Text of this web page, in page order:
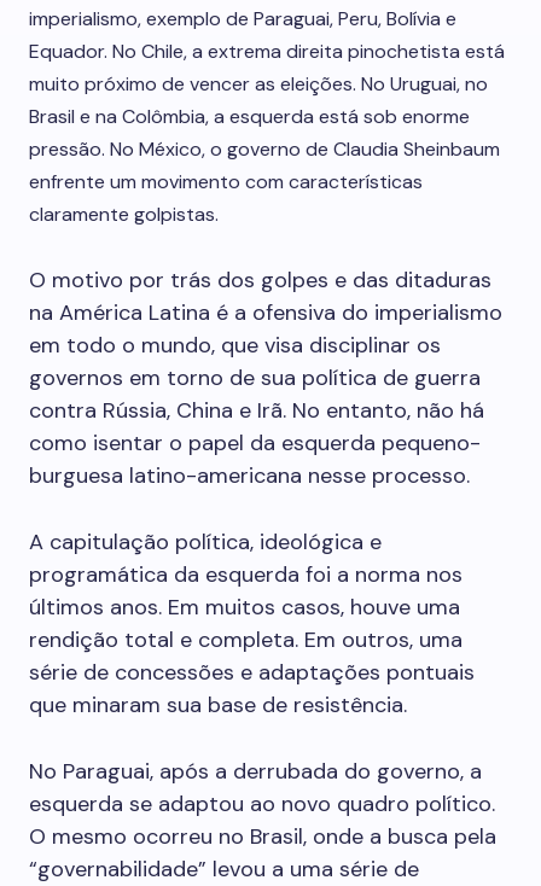
imperialismo, exemplo de Paraguai, Peru, Bolívia e
Equador. No Chile, a extrema direita pinochetista está
muito próximo de vencer as eleições. No Uruguai, no
Brasil e na Colômbia, a esquerda está sob enorme
pressão. No México, o governo de Claudia Sheinbaum
enfrente um movimento com características
claramente golpistas.
O motivo por trás dos golpes e das ditaduras
na América Latina é a ofensiva do imperialismo
em todo o mundo, que visa disciplinar os
governos em torno de sua política de guerra
contra Rússia, China e Irã. No entanto, não há
como isentar o papel da esquerda pequeno-
burguesa latino-americana nesse processo.
A capitulação política, ideológica e
programática da esquerda foi a norma nos
últimos anos. Em muitos casos, houve uma
rendição total e completa. Em outros, uma
série de concessões e adaptações pontuais
que minaram sua base de resistência.
No Paraguai, após a derrubada do governo, a
esquerda se adaptou ao novo quadro político.
O mesmo ocorreu no Brasil, onde a busca pela
“governabilidade” levou a uma série de